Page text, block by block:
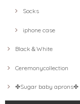
Socks
iphone case
Black＆White
Ceremonycollection
✤Sugar baby aprons✤